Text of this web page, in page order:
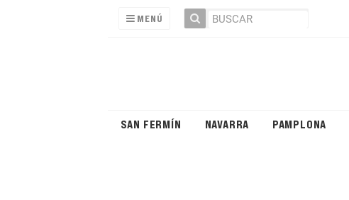
MENÚ
SAN FERMÍN NAVARRA PAMPLONA